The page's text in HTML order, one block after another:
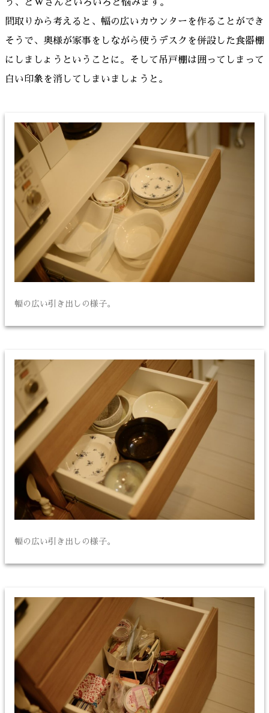
う、とWさんといろいろと悩みます。
間取りから考えると、幅の広いカウンターを作ることができ
そうで、奥様が家事をしながら使うデスクを併設した食器棚
にしましょうということに。そして吊戸棚は囲ってしまって
白い印象を消してしまいましょうと。
幅の広い引き出しの様子。
幅の広い引き出しの様子。